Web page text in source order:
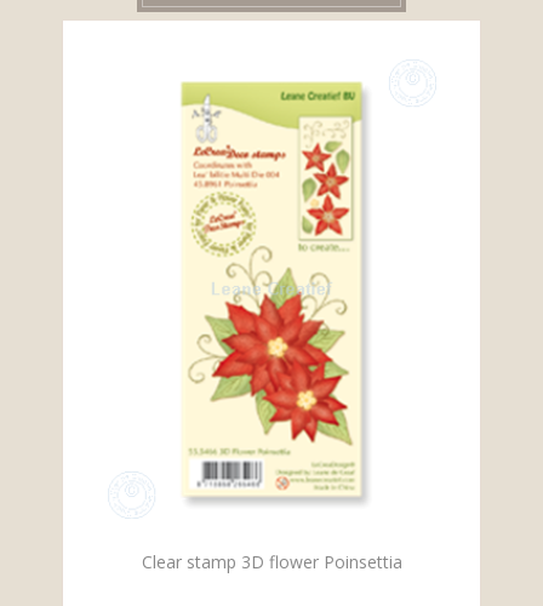
Clear stamp 3D flower Poinsettia